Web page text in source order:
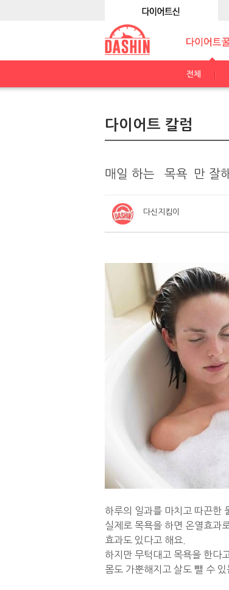
전체
다이어트 칼럼
매일 하는 `목욕`만 잘
다신지킴이
하루의 일과를 마치고 따끈한
실제로 목욕을 하면 온열효과
효과도 있다고 해요.
하지만 무턱대고 목욕을 한다
몸도 가뿐해지고 살도 뺄 수 있